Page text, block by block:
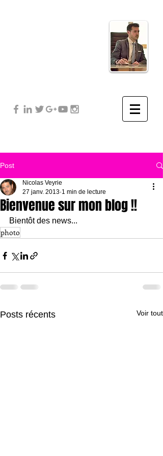
Post
Bienvenue sur mon blog !!
Nicolas Veyrie
27 janv. 2013 1 min de lecture
Bientôt des news...
photo
Posts récents Voir tout